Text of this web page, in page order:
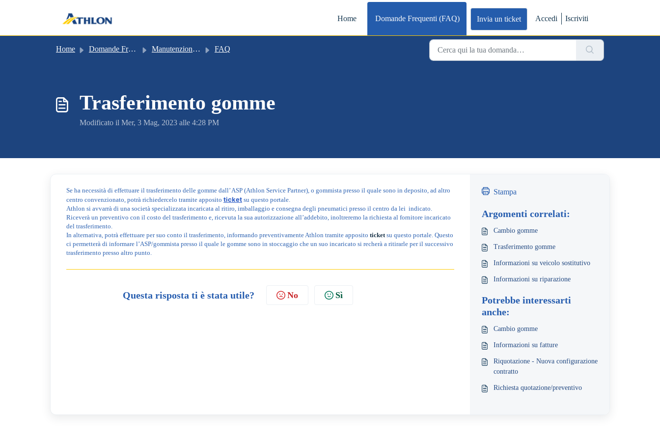
Home
Domande Frequenti (FAQ) Invia un ticket Accedi Iscriviti
Home Domande Frequenti (FAQ) Manutenzione e interventi di assistenza FAQ
Trasferimento gomme
Modificato il Mer, 3 Mag, 2023 alle 4:28 PM
Se ha necessità di effettuare il trasferimento delle gomme dall’ ASP (Athlon Service Partner), o gommista presso il quale sono in deposito, ad altro
centro convenzionato, potrà richiedercelo tramite apposito ticket su questo portale.
Athlon si avvarrà di una società specializzata incaricata al ritiro, imballaggio e consegna degli pneumatici presso il centro da lei indicato.
Riceverà un preventivo con il costo del trasferimento e, ricevuta la sua autorizzazione all’addebito, inoltreremo la richiesta al fornitore incaricato
del trasferimento.
In alternativa, potrà effettuare per suo conto il trasferimento, informando preventivamente Athlon tramite apposito ticket su questo portale. Questo
ci permetterà di informare l’ASP/gommista presso il quale le gomme sono in stoccaggio che un suo incaricato si recherà a ritirarle per il successivo
trasferimento presso altro punto.
Questa risposta ti è stata utile? No Sì
Stampa
Argomenti correlati:
Cambio gomme
Trasferimento gomme
Informazioni su veicolo sostitutivo
Informazioni su riparazione
Potrebbe interessarti
anche:
Cambio gomme
Informazioni su fatture
Riquotazione - Nuova configurazione
contratto
Richiesta quotazione/preventivo